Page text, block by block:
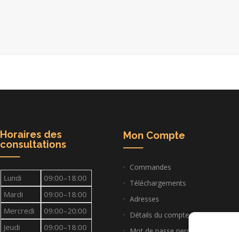
Horaires des
consultations
Lundi
09:00–18:00
Mardi
09:00–18:00
Mercredi
09:00–20:00
Jeudi
09:00–18:00
Mon Compte
Commandes
Téléchargements
Adresses
Détails du compte